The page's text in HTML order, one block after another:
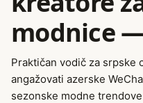
modnice
Praktičan vodič za srpske
angažovati azerske
sezonske modne